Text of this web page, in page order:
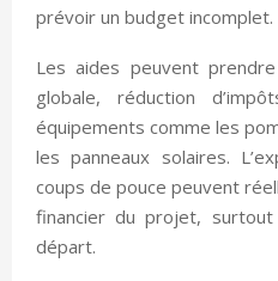
prévoir un budget incomplet.
Les aides peuvent
globale, réduction
équipements comme les
les panneaux solaires.
coups de pouce peuvent
financier du projet,
départ.